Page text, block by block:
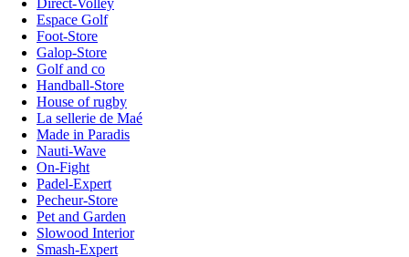
Espace Golf
Foot-Store
Galop-Store
Golf and co
Handball-Store
House of rugby
La sellerie de Maé
Made in Paradis
Nauti-Wave
On-Fight
Padel-Expert
Pecheur-Store
Pet and Garden
Slowood Interior
Smash-Expert